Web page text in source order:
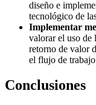
diseño e
tecnológico de
Implementar
valorar el uso de
retorno de valor
el flujo de
Conclusiones